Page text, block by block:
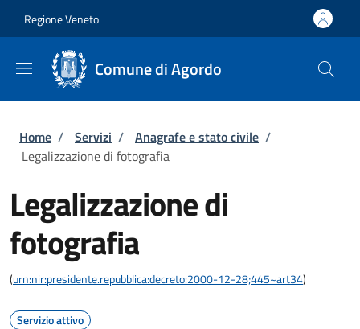
Regione Veneto
Comune di Agordo
Briciole di pane
Home / Servizi / Anagrafe e stato civile /
Legalizzazione di fotografia
Legalizzazione di
fotografia
(urn:nir:presidente.repubblica:decreto:2000-12-28;445~art34)
Servizio attivo